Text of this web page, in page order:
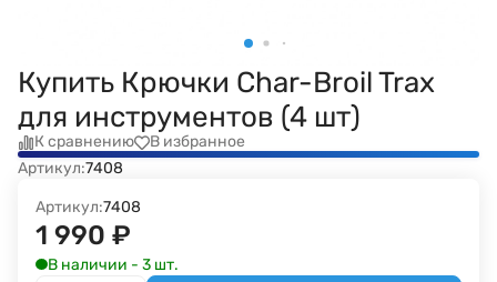
Купить Крючки Char-Broil Trax
для инструментов (4 шт)
К сравнению
В избранное
Артикул:7408
Артикул:7408
1 990 ₽
В наличии - 3 шт.